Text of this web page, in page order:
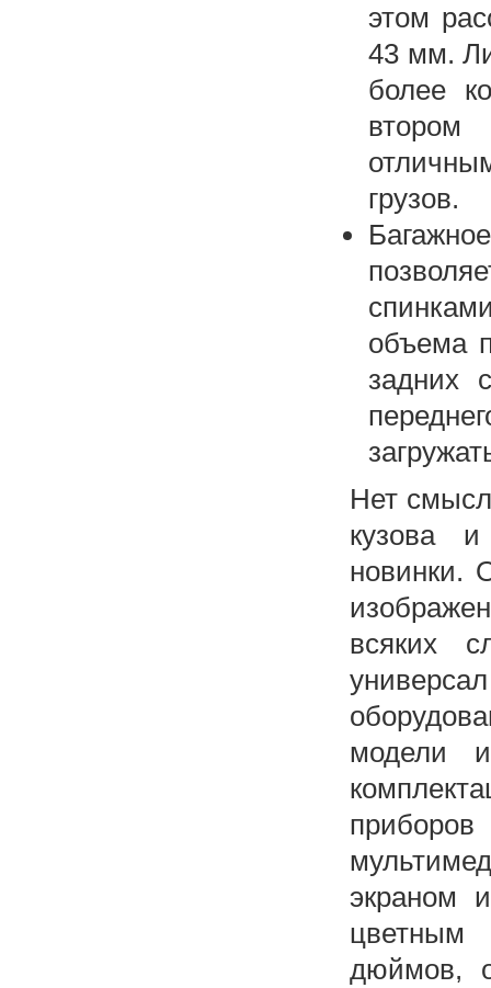
этом
43 мм.
более
грузов.
объема
задних
Нет
кузова и
новинки.
всяких
модели и
экраном
цветным
дюймов,